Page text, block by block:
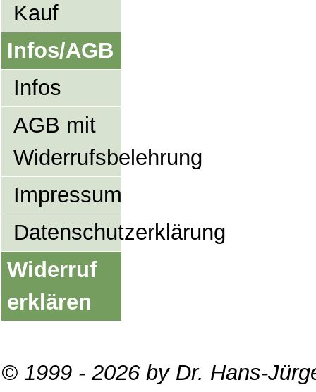
Kauf
Infos/AGB
Infos
AGB mit
Widerrufsbelehrung
Impressum
Datenschutzerklärung
Widerruf
erklären
© 1999 - 2026 by Dr. Hans-